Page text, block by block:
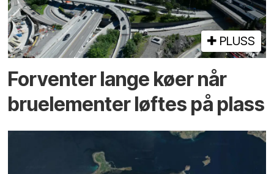
PLUSS
Forventer lange køer når
bru­elementer løftes på plass